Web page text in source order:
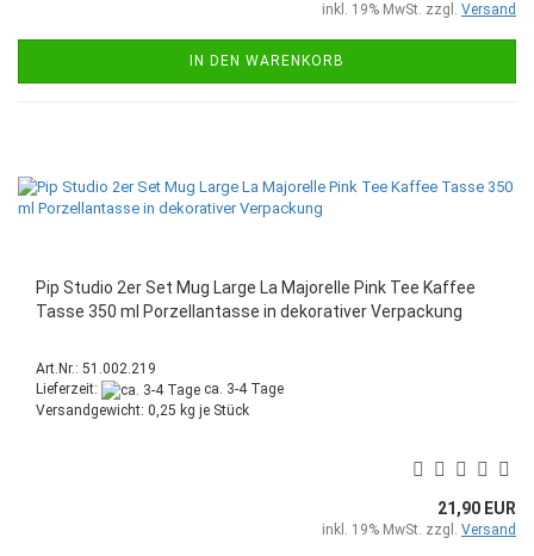
inkl. 19% MwSt. zzgl. Versand
IN DEN WARENKORB
Pip Studio 2er Set Mug Large La Majorelle Pink Tee Kaffee
Tasse 350 ml Porzellantasse in dekorativer Verpackung
Art.Nr.: 51.002.219
Lieferzeit:
ca. 3-4 Tage
Versandgewicht: 0,25 kg je Stück
21,90 EUR
inkl. 19% MwSt. zzgl. Versand